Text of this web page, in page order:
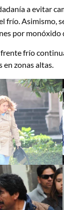
a evitar
frío. Asimismo,
por monóxido
frío
zonas altas.